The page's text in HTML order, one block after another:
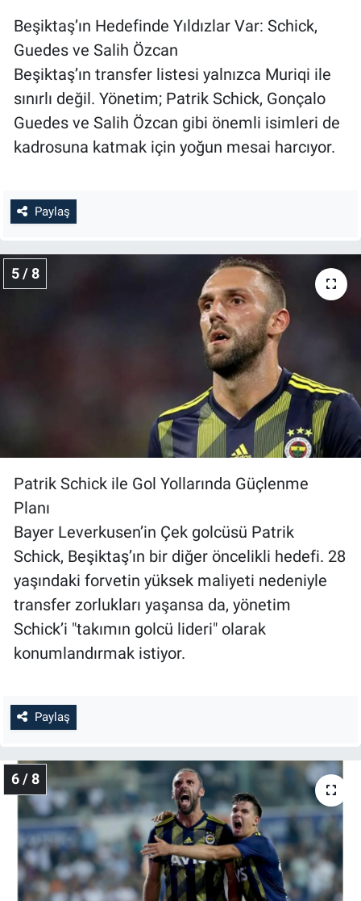
Beşiktaş’ın Hedefinde Yıldızlar Var: Schick,
Guedes ve Salih Özcan
Beşiktaş’ın transfer listesi yalnızca Muriqi ile
sınırlı değil. Yönetim; Patrik Schick, Gonçalo
Guedes ve Salih Özcan gibi önemli isimleri de
kadrosuna katmak için yoğun mesai harcıyor.
Paylaş
5 / 8
Patrik Schick ile Gol Yollarında Güçlenme
Planı
Bayer Leverkusen’in Çek golcüsü Patrik
Schick, Beşiktaş’ın bir diğer öncelikli hedefi. 28
yaşındaki forvetin yüksek maliyeti nedeniyle
transfer zorlukları yaşansa da, yönetim
Schick’i "takımın golcü lideri" olarak
konumlandırmak istiyor.
Paylaş
6 / 8